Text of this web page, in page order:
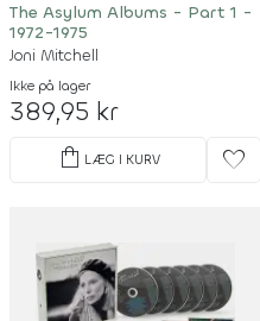
The Asylum Albums - Part 1 -
1972-1975
Joni Mitchell
Ikke på lager
389,95 kr
shopping_bag LÆG I KURV favorite